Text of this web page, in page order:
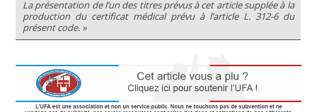
La présentation de l’un des titres prévus à cet article supplée à la
production du certificat médical prévu à l’article L. 312-6 du
présent code. »